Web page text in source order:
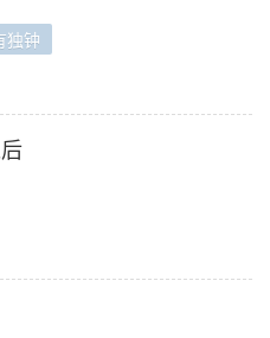
独钟